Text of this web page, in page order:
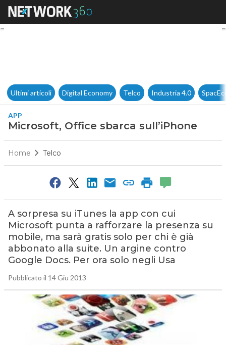
Microsoft, Office sbarca
Ultimi articoli Digital Economy Telco Industria 4.0
APP
Microsoft, Office sbarca sull’iPhone
Home Telco
A sorpresa su iTunes la app con cui
Microsoft punta a rafforzare la presenza su
mobile, ma sarà gratis solo per chi è già
abbonato alla suite. Un argine contro
Google Docs. Per ora solo negli Usa
Pubblicato il 14 Giu 2013